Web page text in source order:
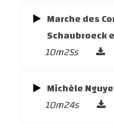
Marche des
Schaubroeck
10m25s
Michèle
10m24s